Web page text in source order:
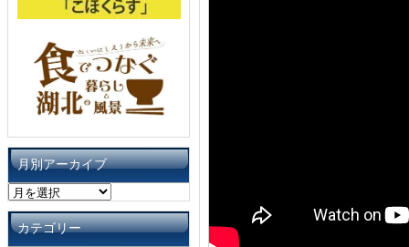
月別アーカイブ
月
別
アカテゴリー